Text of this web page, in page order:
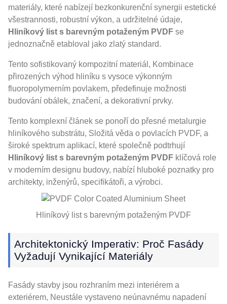
materiály, které nabízejí bezkonkurenční synergii estetické
všestrannosti, robustní výkon, a udržitelné údaje,
Hliníkový list s barevným potaženým PVDF se
jednoznačně etabloval jako zlatý standard.
Tento sofistikovaný kompozitní materiál, Kombinace
přirozených výhod hliníku s vysoce výkonným
fluoropolymerním povlakem, předefinuje možnosti
budování obálek, značení, a dekorativní prvky.
Tento komplexní článek se ponoří do přesné metalurgie
hliníkového substrátu, Složitá věda o povlacích PVDF, a
široké spektrum aplikací, které společně podtrhují
Hliníkový list s barevným potaženým PVDF klíčová role
v moderním designu budovy, nabízí hluboké poznatky pro
architekty, inženýrů, specifikátoři, a výrobci.
Hliníkový list s barevným potaženým PVDF
Architektonický Imperativ: Proč Fasády
Vyžadují Vynikající Materiály
Fasády stavby jsou rozhraním mezi interiérem a
exteriérem, Neustále vystaveno neúnavnému napadení